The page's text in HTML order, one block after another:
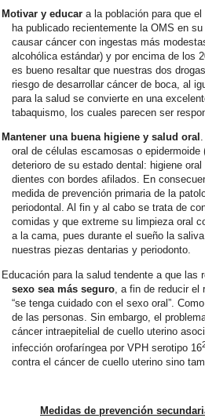
Motivar y educar a la población para que el
ha publicado recientemente la OMS en
causar cáncer con ingestas más
alcohólica estándar) y por encima de los
es bueno resaltar que nuestras dos
riesgo de desarrollar cáncer de boca, al
para la salud se convierte en una
tabaquismo, los cuales parecen ser
Mantener una buena higiene y salud oral
oral de células escamosas o
deterioro de su estado dental: higiene
dientes con bordes afilados. En
medida de prevención primaria de la
periodontal. Al fin y al cabo se trata de
comidas y que extreme su limpieza oral
a la cama, pues durante el sueño la
nuestras piezas dentarias y periodonto.
Educación para la salud tendente a que
sexo sea más seguro , a fin de reducir
“se tenga cuidado con el sexo oral”.
de las personas. Sin embargo, el
cáncer intraepitelial de cuello uterino
infección orofaríngea por VPH serotipo 16
contra el cáncer de cuello uterino sino
Medidas de prevención